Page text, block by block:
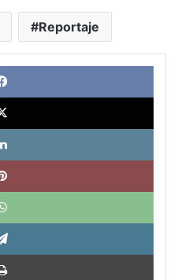
Reportaje
X